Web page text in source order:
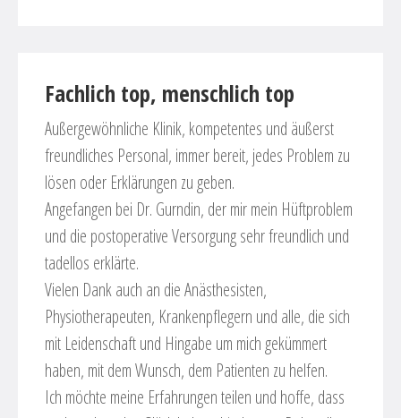
Fachlich top, menschlich top
Außergewöhnliche Klinik, kompetentes und äußerst
freundliches Personal, immer bereit, jedes Problem zu
lösen oder Erklärungen zu geben.
Angefangen bei Dr. Gurndin, der mir mein Hüftproblem
und die postoperative Versorgung sehr freundlich und
tadellos erklärte.
Vielen Dank auch an die Anästhesisten,
Physiotherapeuten, Krankenpflegern und alle, die sich
mit Leidenschaft und Hingabe um mich gekümmert
haben, mit dem Wunsch, dem Patienten zu helfen.
Ich möchte meine Erfahrungen teilen und hoffe, dass